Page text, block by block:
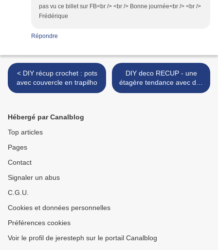
pas vu ce billet sur FB<br /> <br /> Bonne journée<br /> <br />
Frédérique
Répondre
< DIY récup crochet : pots
avec couvercle en trapilho
DIY deco RECUP - une
étagère tendance avec des
cerceaux ! >
Hébergé par Canalblog
Top articles
Pages
Contact
Signaler un abus
C.G.U.
Cookies et données personnelles
Préférences cookies
Voir le profil de jeresteph sur le portail Canalblog